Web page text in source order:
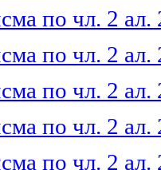
по чл. 2 ал.
по чл. 2 ал.
по чл. 2 ал.
по чл. 2 ал.
по чл. 2 ал.